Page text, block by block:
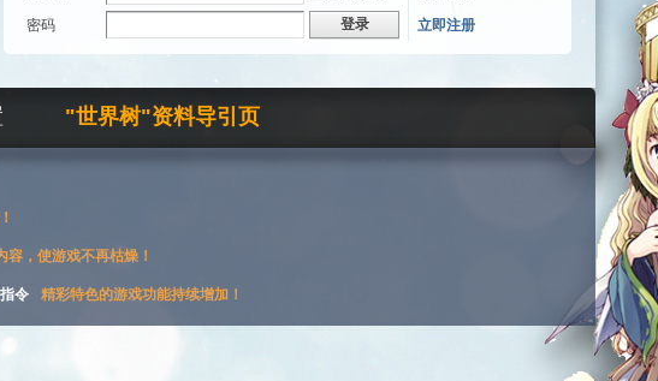
密码
登录 立即注册
"世界树"资料导引页
容，使游戏不再枯燥！
令 精彩特色的游戏功能持续增加！